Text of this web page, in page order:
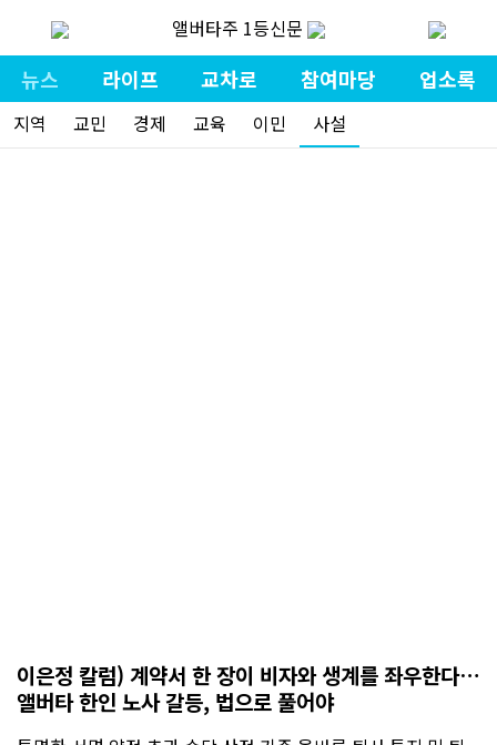
앨버타주 1등신문
뉴스 라이프 교차로 참여마당 업소록
지역 교민 경제 교육 이민 사설
이은정 칼럼) 계약서 한 장이 비자와 생계를 좌우한다…
앨버타 한인 노사 갈등, 법으로 풀어야